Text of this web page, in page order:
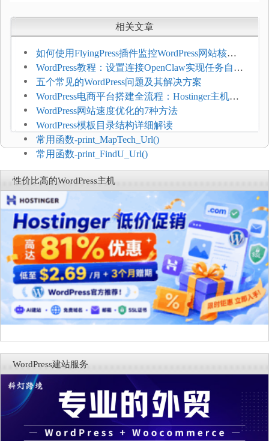
相关文章
如何使用FlyingPress插件监控WordPress网站核心
网页指标（CWV）
WordPress教程：设置连接OpenClaw实现任务自动
化
五个常见的WordPress问题及其解决方案
WordPress电商平台搭建全流程：Hostinger主机一
键部署
WordPress网站速度优化的7种方法
WordPress模板目录结构详细解读
常用函数-print_MapTech_Url()
常用函数-print_FindU_Url()
性价比高的WordPress主机
WordPress建站服务